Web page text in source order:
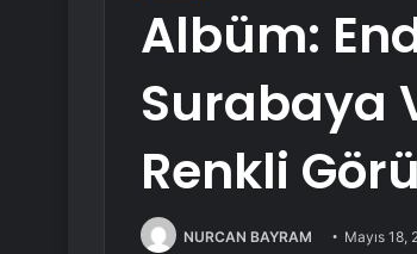
Albüm:
Surabaya
Renkli
NURCAN BAYRAM Mayıs 18,